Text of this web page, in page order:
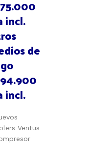
incl.
de
incl.
Ventus